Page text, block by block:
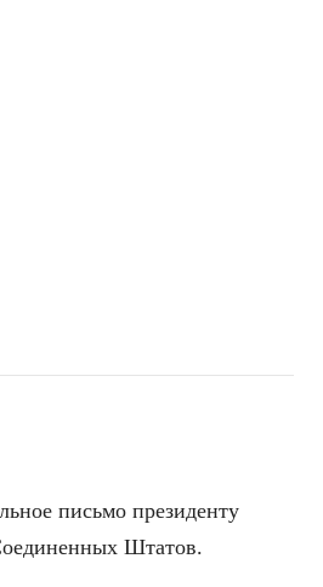
письмо президенту
Штатов.